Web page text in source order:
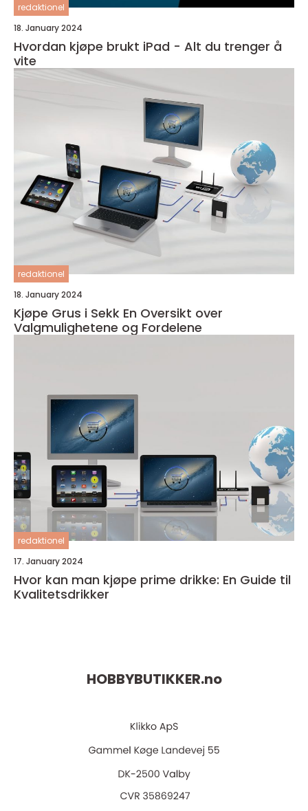
redaktionel
18. January 2024
Hvordan kjøpe brukt iPad - Alt du trenger å
vite
redaktionel
18. January 2024
Kjøpe Grus i Sekk En Oversikt over
Valgmulighetene og Fordelene
redaktionel
17. January 2024
Hvor kan man kjøpe prime drikke: En Guide til
Kvalitetsdrikker
HOBBYBUTIKKER.no